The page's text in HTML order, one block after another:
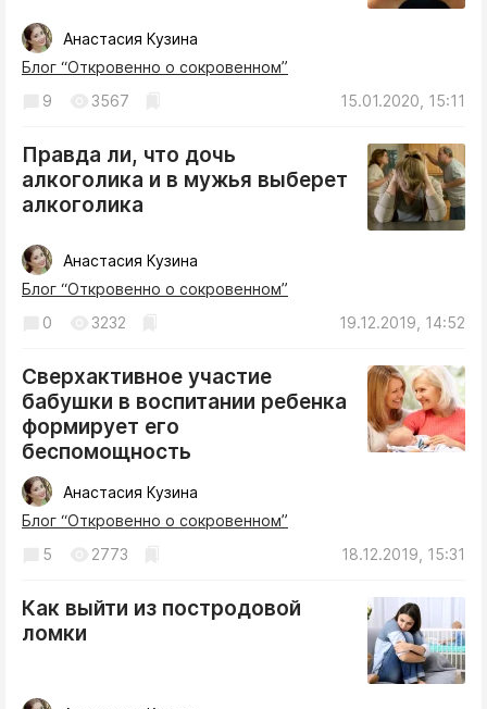
Анастасия Кузина
Блог “Откровенно о сокровенном”
15.01.2020, 15:11
9 3567
Правда ли, что дочь
алкоголика и в мужья выберет
алкоголика
Анастасия Кузина
Блог “Откровенно о сокровенном”
19.12.2019, 14:52
0 3232
Сверхактивное участие
бабушки в воспитании ребенка
формирует его
беспомощность
Анастасия Кузина
Блог “Откровенно о сокровенном”
18.12.2019, 15:31
5 2773
Как выйти из постродовой
ломки